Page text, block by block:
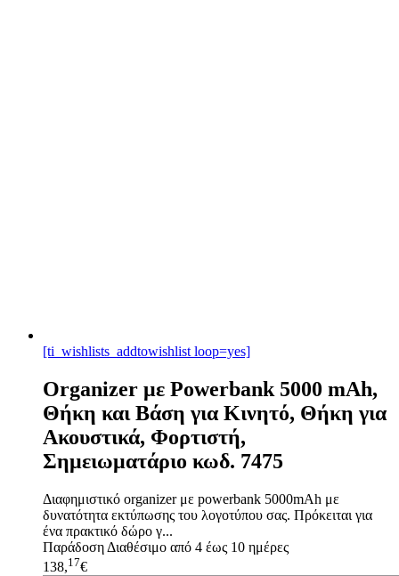
[ti_wishlists_addtowishlist loop=yes]
Organizer με Powerbank 5000 mAh,
Θήκη και Βάση για Κινητό, Θήκη για
Ακουστικά, Φορτιστή,
Σημειωματάριο κωδ. 7475
Διαφημιστικό organizer με powerbank 5000mAh με
δυνατότητα εκτύπωσης του λογοτύπου σας. Πρόκειται για
ένα πρακτικό δώρο γ...
Παράδοση Διαθέσιμο από 4 έως 10 ημέρες
138,17€